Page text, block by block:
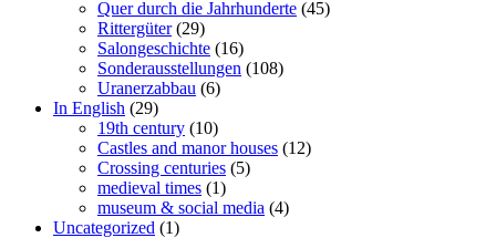
Quer durch die Jahrhunderte (45)
Rittergüter(29)
Salongeschichte (16)
Sonderausstellungen (108)
Uranerzabbau (6)
In English (29)
19th century (10)
Castles and manor houses (12)
Crossing centuries (5)
medieval times (1)
museum & social media (4)
Uncategorized (1)